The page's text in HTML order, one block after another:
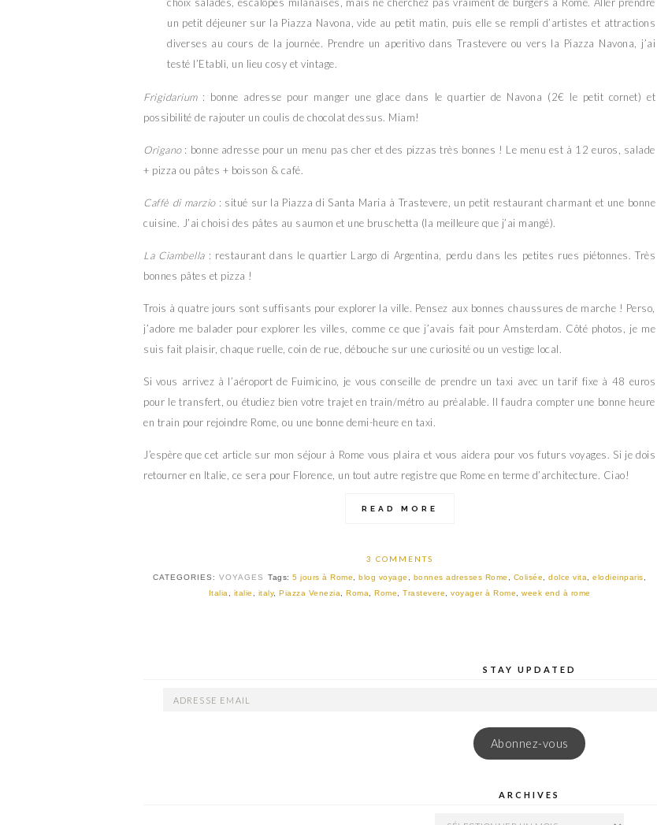
un petit déjeuner sur la Piazza Navona, vide au petit matin, puis elle se rempli d’artistes et attractions
diverses au cours de la journée. Prendre un aperitivo dans Trastevere ou vers la Piazza Navona, j’ai
testé l’Etablì, un lieu cosy et vintage.
Frigidarium: bonne adresse pour manger une glace dans le quartier de Navona (2€ le petit cornet) et
possibilité de rajouter un coulis de chocolat dessus. Miam!
Origano: bonne adresse pour un menu pas cher et des pizzas très bonnes ! Le menu est à 12 euros, salade
+ pizza ou pâtes + boisson & café.
Caffè di marzio: situé sur la Piazza di Santa Maria à Trastevere, un petit restaurant charmant et une bonne
cuisine. J’ai choisi des pâtes au saumon et une bruschetta (la meilleure que j’ai mangé).
La Ciambella: restaurant dans le quartier Largo di Argentina, perdu dans les petites rues piétonnes. Très
bonnes pâtes et pizza !
Trois à quatre jours sont suffisants pour explorer la ville. Pensez aux bonnes chaussures de marche ! Perso,
j’adore me balader pour explorer les villes, comme ce que j’avais fait pour Amsterdam. Côté photos, je me
suis fait plaisir, chaque ruelle, coin de rue, débouche sur une curiosité ou un vestige local.
Si vous arrivez à l’aéroport de Fuimicino, je vous conseille de prendre un taxi avec un tarif fixe à 48 euros
pour le transfert, ou étudiez bien votre trajet en train/métro au préalable. Il faudra compter une bonne heure
en train pour rejoindre Rome, ou une bonne demi-heure en taxi.
J’espère que cet article sur mon séjour à Rome vous plaira et vous aidera pour vos futurs voyages. Si je dois
retourner en Italie, ce sera pour Florence, un tout autre registre que Rome en terme d’architecture. Ciao!
READ MORE
3 COMMENTS
CATEGORIES: VOYAGES Tags: 5 jours à Rome blog voyage bonnes adresses Rome Colisée dolce vita elodieinparis
Italia
italie italy, Piazza Venezia Roma Rome Trastevere voyager à Rome week end à rome
STAY UPDATED
ADRESSE
Abonnez-vous
ARCHIVES